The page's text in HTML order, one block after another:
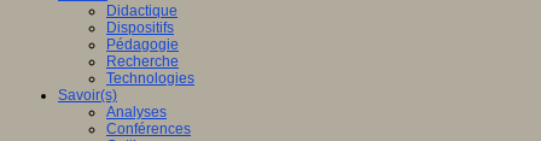
Didactique
Dispositifs
Pédagogie
Recherche
Technologies
Savoir(s)
Analyses
Conférences